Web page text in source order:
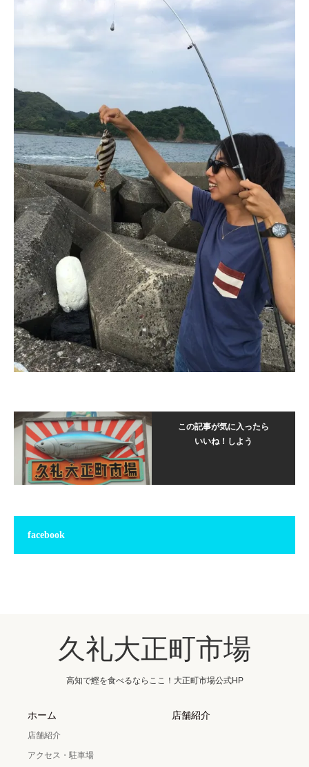
この記事が気に入ったら
いいね！しよう
facebook
久礼大正町市場
高知で鰹を食べるならここ！大正町市場公式HP
ホーム
店舗紹介
アクセス・駐車場
店舗紹介